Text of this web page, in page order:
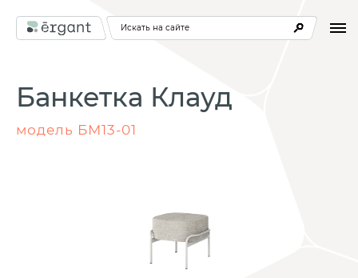
Искать на сайте
Банкетка Клауд
модель БМ13-01